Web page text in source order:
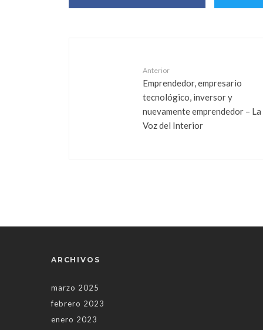
Anterior
Emprendedor, empresario
tecnológico, inversor y
nuevamente emprendedor – La
Voz del Interior
ARCHIVOS
marzo 2025
febrero 2023
enero 2023